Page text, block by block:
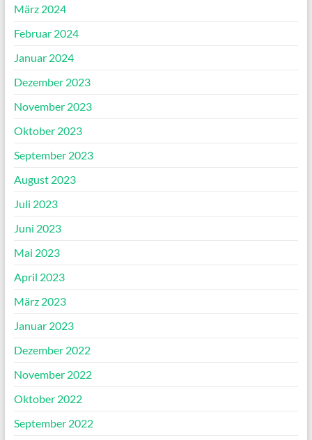
März 2024
Februar 2024
Januar 2024
Dezember 2023
November 2023
Oktober 2023
September 2023
August 2023
Juli 2023
Juni 2023
Mai 2023
April 2023
März 2023
Januar 2023
Dezember 2022
November 2022
Oktober 2022
September 2022